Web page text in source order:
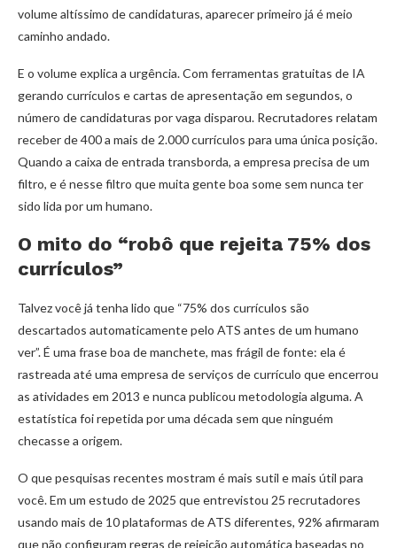
volume altíssimo de candidaturas, aparecer primeiro já é meio
caminho andado.
E o volume explica a urgência. Com ferramentas gratuitas de IA
gerando currículos e cartas de apresentação em segundos, o
número de candidaturas por vaga disparou. Recrutadores relatam
receber de 400 a mais de 2.000 currículos para uma única posição.
Quando a caixa de entrada transborda, a empresa precisa de um
filtro, e é nesse filtro que muita gente boa some sem nunca ter
sido lida por um humano.
O mito do “robô que rejeita 75% dos
currículos”
Talvez você já tenha lido que “75% dos currículos são
descartados automaticamente pelo ATS antes de um humano
ver”. É uma frase boa de manchete, mas frágil de fonte: ela é
rastreada até uma empresa de serviços de currículo que encerrou
as atividades em 2013 e nunca publicou metodologia alguma. A
estatística foi repetida por uma década sem que ninguém
checasse a origem.
O que pesquisas recentes mostram é mais sutil e mais útil para
você. Em um estudo de 2025 que entrevistou 25 recrutadores
usando mais de 10 plataformas de ATS diferentes, 92% afirmaram
que não configuram regras de rejeição automática baseadas no